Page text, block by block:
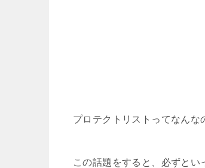
プロテクトリストってなんな
この話題をすると、必ずとい